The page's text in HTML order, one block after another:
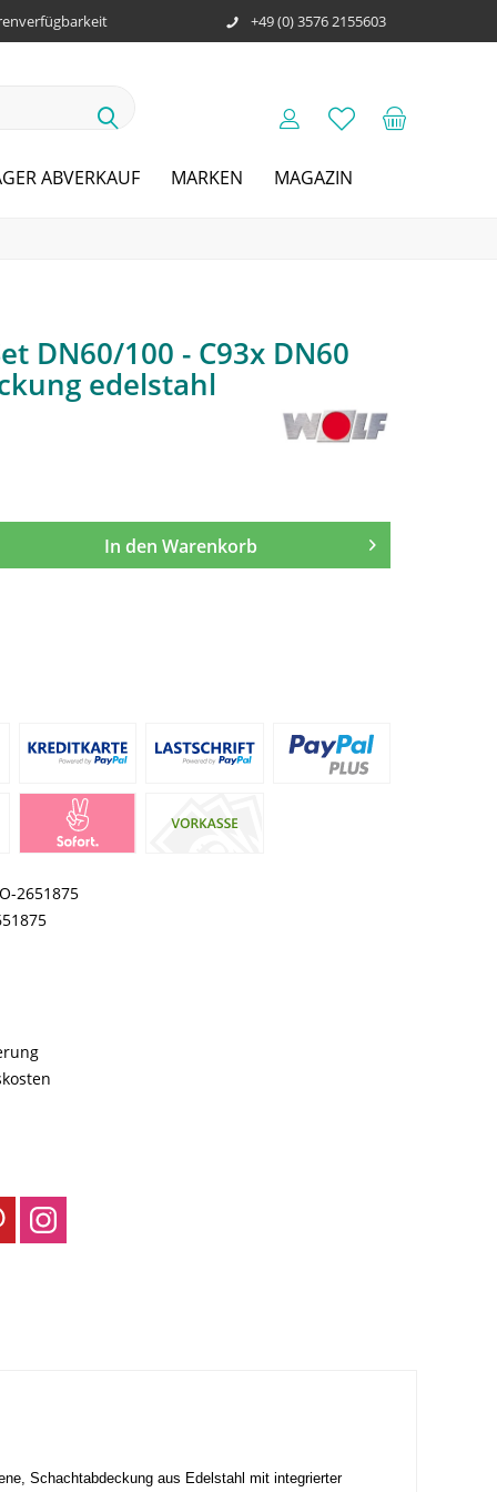
+49 (0) 3576 2155603
ABVERKAUF MARKEN MAGAZIN
DN60/100 - C93x DN60
edelstahl
In den Warenkorb
2651875
Schachtabdeckung aus Edelstahl mit integrierter